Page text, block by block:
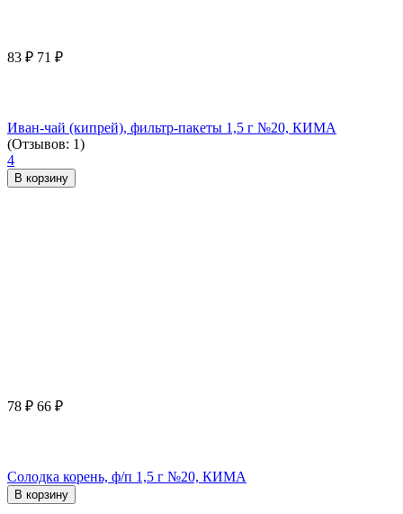
83 ₽ 71 ₽
Иван-чай (кипрей), фильтр-пакеты 1,5 г №20, КИМА
(Отзывов: 1)
4
В корзину
78 ₽ 66 ₽
Солодка корень, ф/п 1,5 г №20, КИМА
В корзину